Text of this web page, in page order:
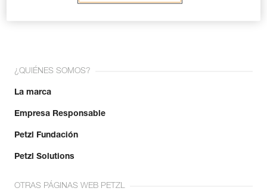
¡Únete a la comunidad!
¿QUIÉNES SOMOS?
La marca
Empresa Responsable
Petzl Fundación
Petzl Solutions
OTRAS PÁGINAS WEB PETZL